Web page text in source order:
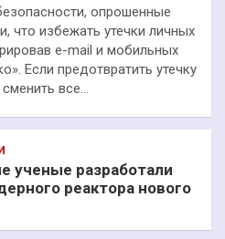
опрошенные
что избежать утечки личных
e-mail и мобильных
Если предотвратить утечку
все…
ученые разработали
реактора нового